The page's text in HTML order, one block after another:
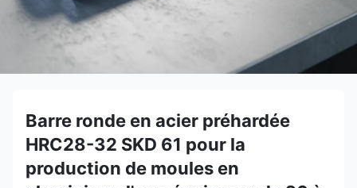
Barre ronde en acier préhardée
HRC28-32 SKD 61 pour la
production de moules en